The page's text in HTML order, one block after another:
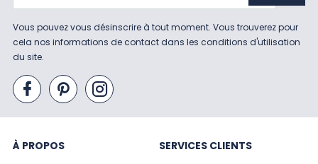
Vous pouvez vous désinscrire à tout moment. Vous trouverez pour
cela nos informations de contact dans les conditions d'utilisation
du site.
À PROPOS SERVICES CLIENTS